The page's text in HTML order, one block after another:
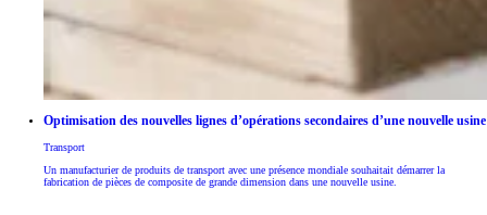
Optimisation des nouvelles lignes d’opérations secondaires d’une nouvelle usine
Transport
Un manufacturier de produits de transport avec une présence mondiale souhaitait démarrer la
fabrication de pièces de composite de grande dimension dans une nouvelle usine.